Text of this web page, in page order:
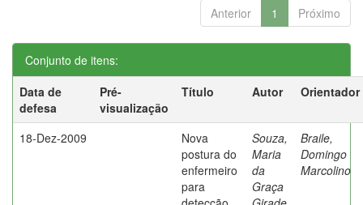
Anterior 1 Próximo
Conjunto de itens:
Data de
defesa
Pré-
visualização
Título Autor Orientador
18-Dez-2009
Nova
postura do
enfermeiro
para
Souza,
Maria
da
Graça
Braile,
Domingo
Marcolino